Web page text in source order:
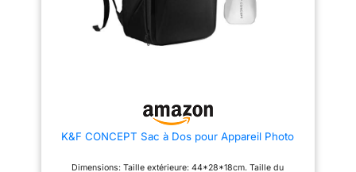
la ville. Il respecte les normes
de bagage cabine de la plupart
des compagnies aériennes.
【Protection Tous Temps et
confortable et respirant, même
【Multifonction】Retirez les
garder les éléments essentiels
tels que les batteries, les cartes
mémoire et les câbles
facilement accessibles et bien
K&F CONCEPT Sac à Dos pour Appareil Photo
Dimensions: Taille extérieure: 44*28*18cm. Taille du